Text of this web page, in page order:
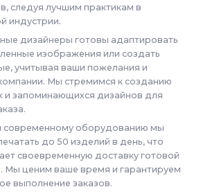
следуя лучшим практикам в
индустрии.
дизайнеры готовы адаптировать
изображения или создать
учитывая ваши пожелания и
Мы стремимся к созданию
и запоминающихся дизайнов для
современному оборудованию мы
до 50 изделий в день, что
своевременную доставку готовой
Мы ценим ваше время и гарантируем
выполнение заказов.